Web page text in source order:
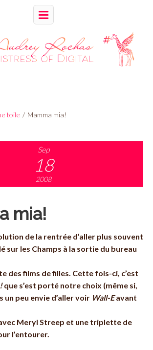
toile / Mamma mia!
Sep
18
2008
mia!
de la rentrée d’aller plus souvent
sur les Champs à la sortie du bureau
des films de filles. Cette fois-ci, c’est
que s’est porté notre choix (même si,
un peu envie d’aller voir Wall-Eavant
Meryl Streep et une triplette de
l’entourer.